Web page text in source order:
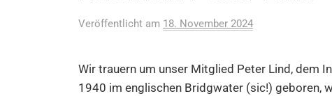
Veröffentlicht am 18. November 2024
Wir trauern um unser Mitglied Peter Lind, dem
1940 im englischen Bridgwater (sic!) geboren,